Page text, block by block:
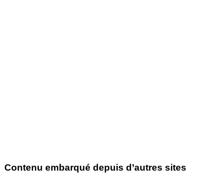
Contenu embarqué depuis d’autres sites